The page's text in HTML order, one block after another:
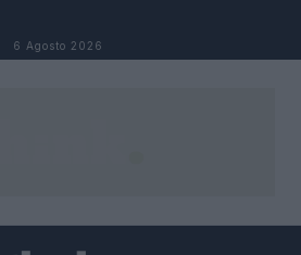
6 Agosto 2026